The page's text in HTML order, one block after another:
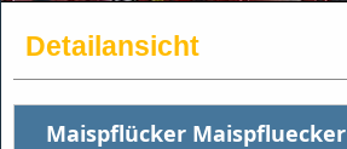
Detailansicht
Maispflücker Maispfluecker